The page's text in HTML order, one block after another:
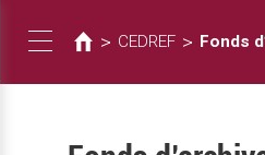
Toggle
êtes
ici
> CEDREF > Fonds